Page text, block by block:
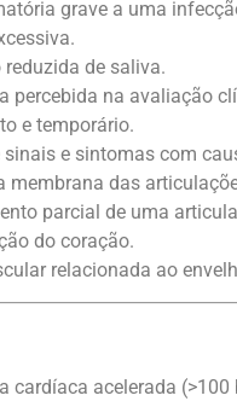
grave a uma
de saliva.
percebida na avaliação
e temporário.
e sintomas com
membrana das
parcial de uma
do coração.
relacionada ao
cardíaca acelerada (>100